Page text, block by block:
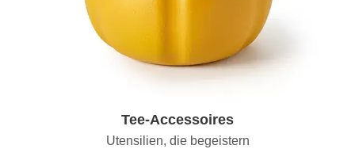
Tee-Accessoires
Utensilien, die begeistern